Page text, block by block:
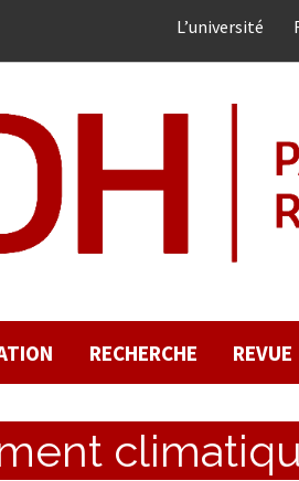
L’université
RECHERCHE REVUE